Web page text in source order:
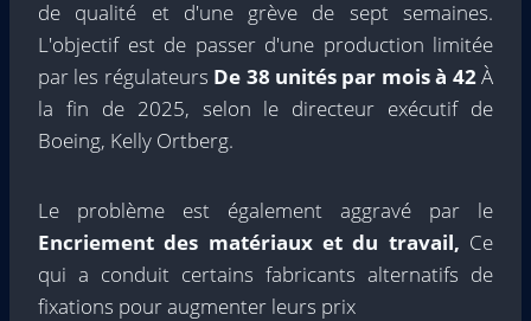
de qualité et d'une grève de sept semaines.
L'objectif est de passer d'une production limitée
par les régulateurs De 38 unités par mois à 42À
la fin de 2025, selon le directeur exécutif de
Boeing, Kelly Ortberg.
Le problème est également aggravé par le
Encriement des matériaux et du travail, Ce
qui a conduit certains fabricants alternatifs de
fixations pour augmenter leurs prix